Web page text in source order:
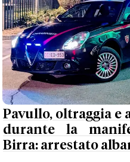
Pavullo, oltraggia e
durante la
Birra: arrestato